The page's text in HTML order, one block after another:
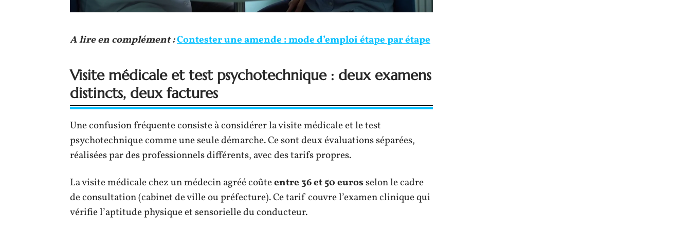
A lire en complément :Contester une amende : mode d’emploi étape par étape
Visite médicale et test psychotechnique : deux examens
distincts, deux factures
Une confusion fréquente consiste à considérer la visite médicale et le test
psychotechnique comme une seule démarche. Ce sont deux évaluations séparées,
réalisées par des professionnels différents, avec des tarifs propres.
La visite médicale chez un médecin agréé coûteentre 36 et 50 eurosselon le cadre
de consultation (cabinet de ville ou préfecture). Ce tarif couvre l’examen clinique qui
vérifie l’aptitude physique et sensorielle du conducteur.